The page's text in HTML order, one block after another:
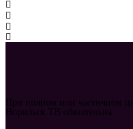
При полном или частичном
Норильск ТВ обязательна.